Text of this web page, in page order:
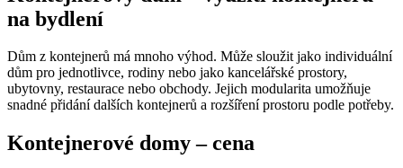
na bydlení
Dům z kontejnerů má mnoho výhod. Může sloužit jako individuální
dům pro jednotlivce, rodiny nebo jako kancelářské prostory,
ubytovny, restaurace nebo obchody. Jejich modularita umožňuje
snadné přidání dalších kontejnerů a rozšíření prostoru podle potřeby.
Kontejnerové domy – cena